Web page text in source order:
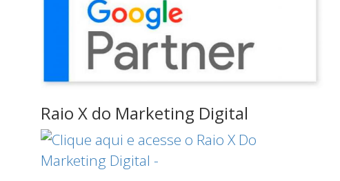
Raio X do Marketing Digital